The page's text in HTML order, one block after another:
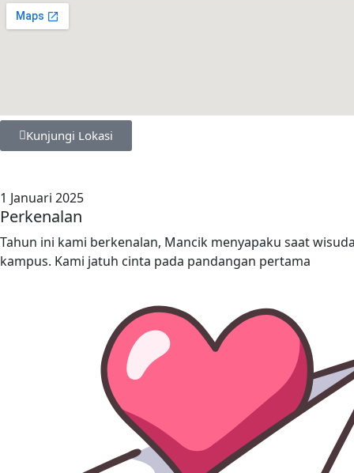
Kunjungi Lokasi
1 Januari 2025
Perkenalan
Tahun ini kami berkenalan, Mancik menyapaku saat
kampus. Kami jatuh cinta pada pandangan pertama